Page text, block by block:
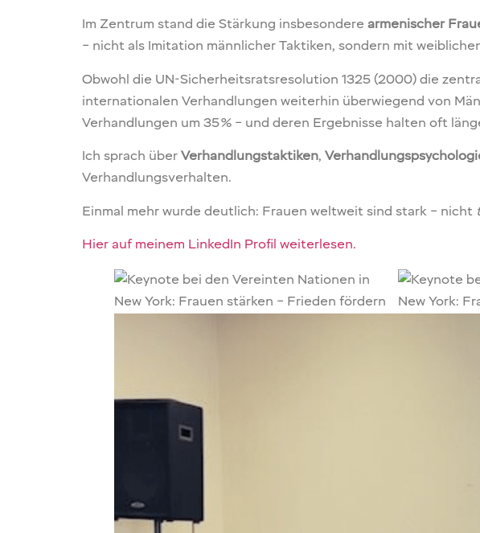
Im Zentrum stand die Stärkung insbesondere armenischer
– nicht als Imitation männlicher Taktiken, sondern mit
Obwohl die UN-Sicherheitsratsresolution 1325 (2000) die
internationalen Verhandlungen weiterhin überwiegend von
Verhandlungen um 35 % – und deren Ergebnisse halten oft
Ich sprach über Verhandlungstaktiken,
Verhandlungsverhalten.
Einmal mehr wurde deutlich: Frauen weltweit sind stark – nicht
Hier auf meinem LinkedIn Profil weiterlesen.